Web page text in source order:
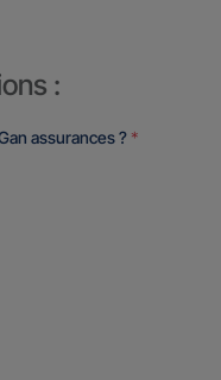
:
assurances ? *